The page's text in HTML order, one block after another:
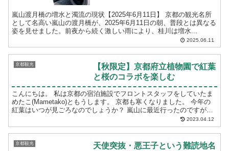
嵐山渡月橋の増水と濁流の現状【2025年6月11日】 京都の観光名所
として名高い嵐山の渡月橋が、2025年6月11日の朝、普段とは異なる
姿を見せました。前夜から続く激しい雨により、桂川は増水...
2025.06.11
京都観光
【秋限定】京都府立植物園で紅葉
と桜のコラボを楽しむ
こんにちは。 私は京都の宿泊施設でフロントスタッフをしていたま
めたこ(Mametako)ともうします。 京都も寒くなりました。 今年の
紅葉はいつが見ごろなのでしょうか？ 嵐山に最近行ったのですが、
2023.04.12
京都観光
天使突抜・悪王子という難読地名